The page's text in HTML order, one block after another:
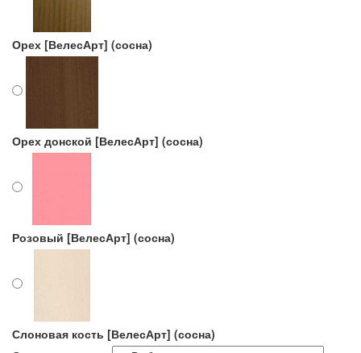
Орех [ВелесАрт] (сосна)
Орех донской [ВелесАрт] (сосна)
Розовый [ВелесАрт] (сосна)
Слоновая кость [ВелесАрт] (сосна)